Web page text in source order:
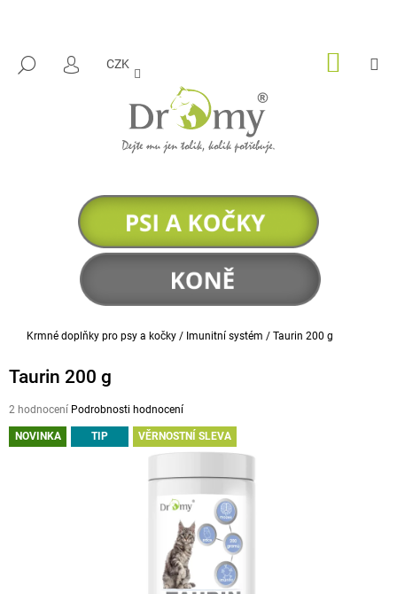
HLEDAT
PŘIHLÁŠENÍ
CZK KOŠÍK
Domů
Krmné doplňky pro psy a kočky / Imunitní systém / Taurin 200 g
Taurin 200 g
Průměrné
hodnocení
produktu
2 hodnocení Podrobnosti hodnocení
NOVINKA TIP VĚRNOSTNÍ SLEVA
E
E
A
J